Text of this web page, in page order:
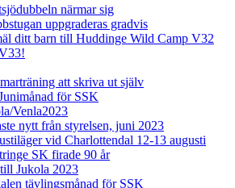
närmar sig
uppgraderas gradvis
ditt barn till Huddinge Wild Camp V32
att skriva ut själv
för SSK
Venla2023
nytt från styrelsen, juni 2023
vid Charlottendal 12-13 augusti
SK firade 90 år
Jukola 2023
tävlingsmånad för SSK